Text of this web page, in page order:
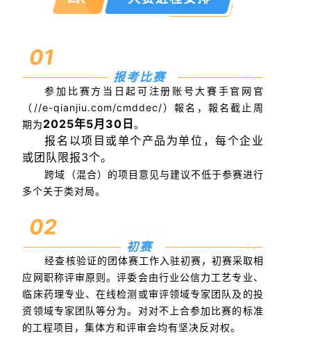
01
报考比赛
参加比赛方当日起可注册账号大賽手官网官
（//e-qianjiu.com/cmddec/）報名，報名截止周
期为2025年5月 30 日。
报名以项目或单个产品为单位，每个企业
或团队限报3个。
跨域（混合）的项目意见与建议不低于参赛进行
多个关于类对局。
02
初赛
经查核验证的团体赛工作入驻初赛，初赛采取相
应网职称评审原则。评委会由行业公信力工艺专业、
临床药理专业、在线检测或审评领域专家团队及的投
资领域专家团队等分为。对对不上合参加比赛的标准
的工程项目，集体方和评审会均有坚决反对权。